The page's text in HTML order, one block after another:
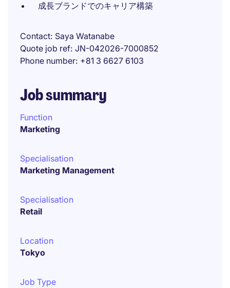
成長ブランドでのキャリア構築
Contact Saya Watanabe
Quote job ref JN-042026-7000852
Phone number +81 3 6627 6103
Job summary
Function
Marketing
Specialisation
Marketing Management
Specialisation
Retail
Location
Tokyo
Job Type